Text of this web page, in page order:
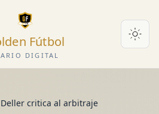
Fútbol
DIGITAL
Deller critica al arbitraje